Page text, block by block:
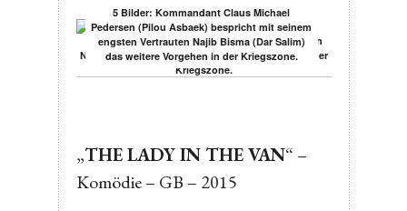
5 Bilder: Kommandant Claus Michael
Pedersen (Pilou Asbaek) bespricht mit seinem
engsten Vertrauten Najib Bisma (Dar Salim)
das weitere Vorgehen in der Kriegszone.
„THE LADY IN THE VAN“ –
Komödie – GB – 2015